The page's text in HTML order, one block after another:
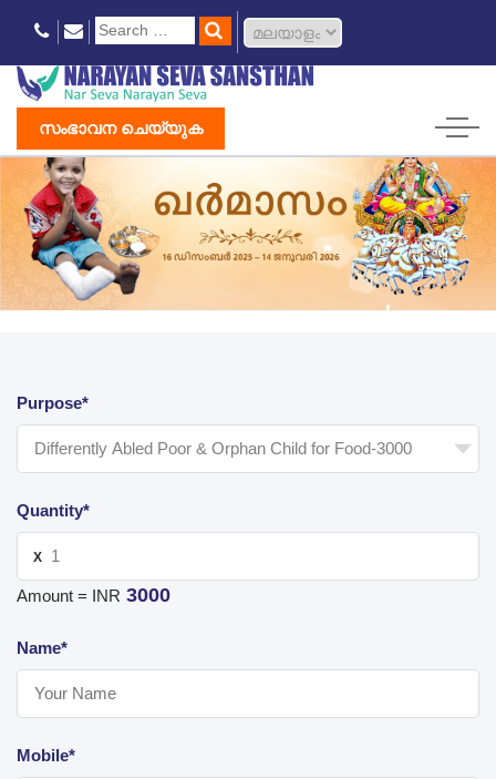
സംഭാവന ചെയ്യുക
Purpose*
Quantity*
X
Amount = INR 3000
Name*
Mobile*